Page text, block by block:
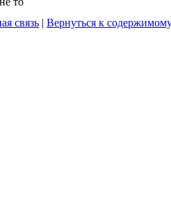
связь | Вернуться к